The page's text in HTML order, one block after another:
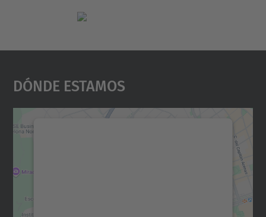
Dónde Estamos